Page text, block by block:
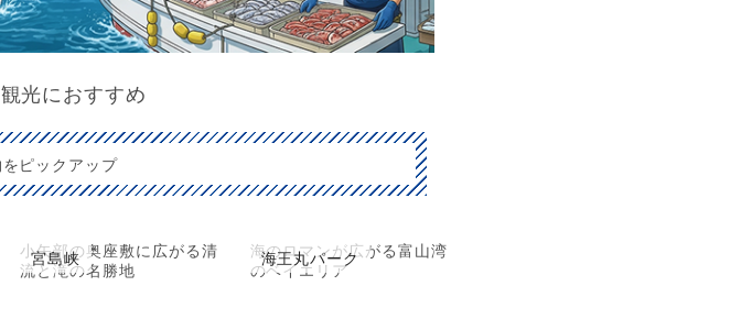
光におすすめ
ピックアップ
宮島峡
小矢部の奥座敷に広がる清
流と滝の名勝地
海王丸パーク
海のロマンが広がる富山湾
のベイエリア